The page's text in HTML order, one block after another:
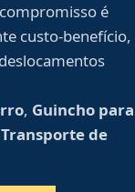
é
custo-benefício,
, Guincho para
Transporte de